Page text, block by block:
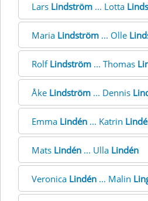
Lars Lindström ... Lotta
Maria Lindström ... Olle
Rolf Lindström ... Thomas
Åke Lindström ... Dennis
Emma Lindén ... Katrin
Mats Lindén ... Ulla Lindén
Veronica Lindén ... Malin